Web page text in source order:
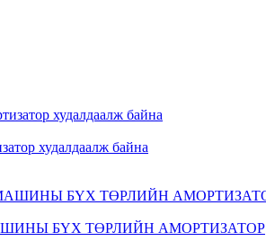
худалдаалж байна
БҮХ ТӨРЛИЙН АМОРТИЗАТОР